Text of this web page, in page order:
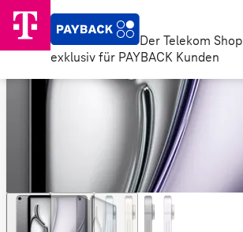
Der Telekom Shop
exklusiv für PAYBACK Kunden